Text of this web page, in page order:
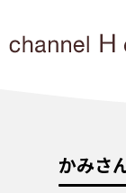
かみさ